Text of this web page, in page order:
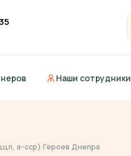
Наши сотрудники
а-сср) Героев Днепра